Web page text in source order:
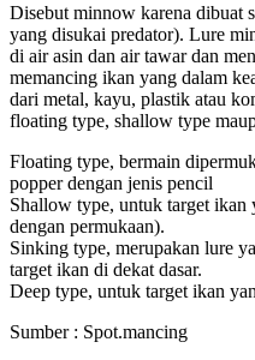
Disebut minnow karena dibuat
yang disukai predator). Lure
di air asin dan air tawar dan
memancing ikan yang dalam
dari metal, kayu, plastik atau
floating type, shallow type
Floating type, bermain
popper dengan jenis pencil
Shallow type, untuk target ikan
dengan permukaan).
Sinking type, merupakan lure
target ikan di dekat dasar.
Deep type, untuk target ikan
Sumber : Spot.mancing